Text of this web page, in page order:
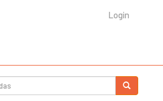
Login